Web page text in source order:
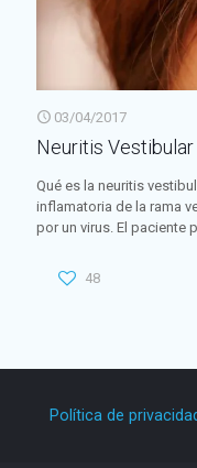
03/04/2017
Neuritis Vestibular
Qué es la neuritis
inflamatoria de la rama
por un virus. El paciente
48
Política de